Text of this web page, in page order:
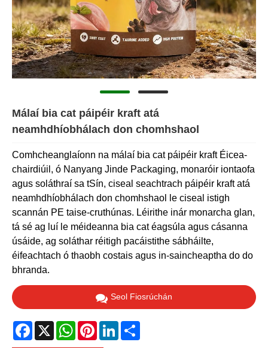
Málaí bia cat páipéir kraft atá
neamhdhíobhálach don chomhshaol
Comhcheanglaíonn na málaí bia cat páipéir kraft Éicea-
chairdiúil, ó Nanyang Jinde Packaging, monaróir iontaofa
agus soláthraí sa tSín, ciseal seachtrach páipéir kraft atá
neamhdhíobhálach don chomhshaol le ciseal istigh
scannán PE taise-cruthúnas. Léirithe inár monarcha glan,
tá sé ag luí le méideanna bia cat éagsúla agus cásanna
úsáide, ag soláthar réitigh pacáistithe sábháilte,
éifeachtach ó thaobh costais agus in-saincheaptha do do
bhranda.
Seol Fiosrúchán
Facebook
X WhatsAppPinterestLinkedIn